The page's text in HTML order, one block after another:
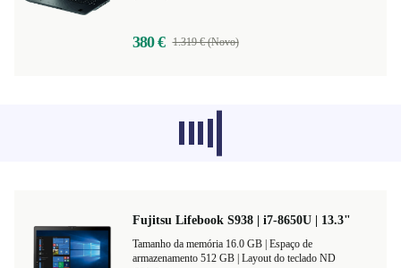
380 € 1.319 € (Novo)
Os produtos recomendados de outras
categorias não estão a carregar de
Fujitsu Lifebook S938 | i7-8650U | 13.3"